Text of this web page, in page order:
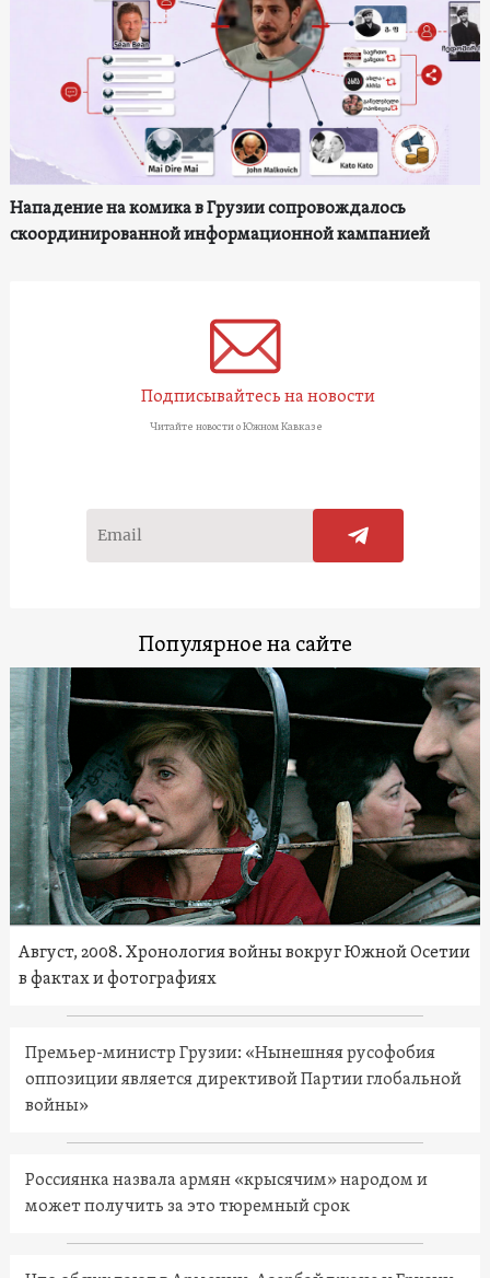
Нападение на комика в Грузии сопровождалось
скоординированной информационной кампанией
Подписывайтесь на новости
Читайте новости о Южном Кавказе
Популярное на сайте
Август, 2008. Хронология войны вокруг Южной Осетии
в фактах и фотографиях
Премьер-министр Грузии: «Нынешняя русофобия
оппозиции является директивой Партии глобальной
войны»
Россиянка назвала армян «крысячим» народом и
может получить за это тюремный срок